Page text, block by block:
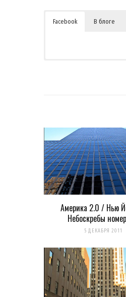
Facebook В блоге
Elvis
14 ЛЕТ AGO
Эх, какой
k0ev
14 ЛЕТ AGO
да…
Америка 2.0 / Нью
Небоскребы
5 ДЕКАБРЯ 2011